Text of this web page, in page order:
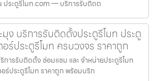
ประตูรีโมท.com — บริการรับติดต
มุง บริการรับติดตั้งประตูรีโมท ประตู
ร์ประตูรีโมท ครบวงจร ราคาถูก
การรับติดตั้ง ซ่อมแซม และ จำหน่ายประตูรีโมท
ร์ประตูรีโมท ราคาถูก พร้อมบริก